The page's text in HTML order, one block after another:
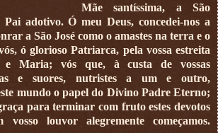
Mãe santíssima, a São
Pai adotivo. Ó meu Deus, concedei-nos a
a São José como o amastes na terra e o
ó glorioso Patriarca, pela vossa estreita
e Maria; vós que, à custa de vossas
e suores, nutristes a um e outro,
mundo o papel do Divino Padre Eterno;
para terminar com fruto estes devotos
vosso louvor alegremente começamos.